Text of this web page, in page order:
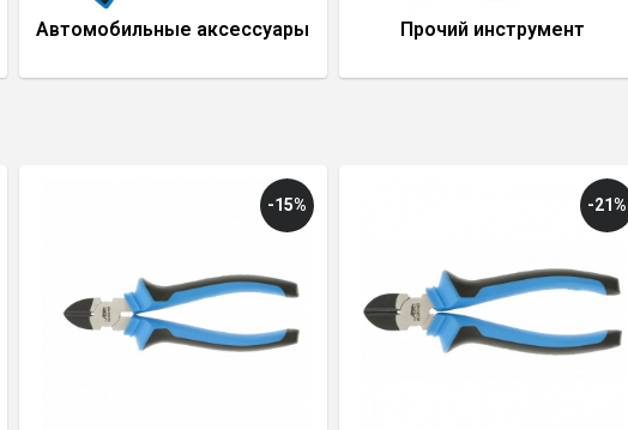
Автомобильные аксессуары Прочий инструмент
-15% -21%